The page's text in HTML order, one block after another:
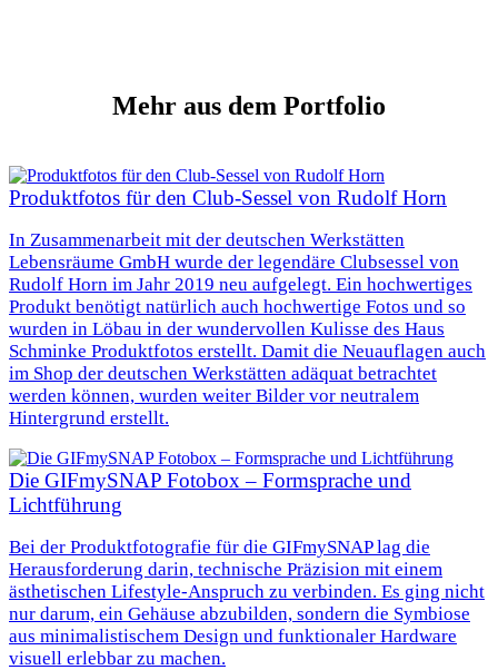
Mehr aus dem Portfolio
Produktfotos für den Club-Sessel von Rudolf Horn
In Zusammenarbeit mit der deutschen Werkstätten
Lebensräume GmbH wurde der legendäre Clubsessel von
Rudolf Horn im Jahr 2019 neu aufgelegt. Ein hochwertiges
Produkt benötigt natürlich auch hochwertige Fotos und so
wurden in Löbau in der wundervollen Kulisse des Haus
Schminke Produktfotos erstellt. Damit die Neuauflagen auch
im Shop der deutschen Werkstätten adäquat betrachtet
werden können, wurden weiter Bilder vor neutralem
Hintergrund erstellt.
Die GIFmySNAP Fotobox – Formsprache und
Lichtführung
Bei der Produktfotografie für die GIFmySNAP lag die
Herausforderung darin, technische Präzision mit einem
ästhetischen Lifestyle-Anspruch zu verbinden. Es ging nicht
nur darum, ein Gehäuse abzubilden, sondern die Symbiose
aus minimalistischem Design und funktionaler Hardware
visuell erlebbar zu machen.